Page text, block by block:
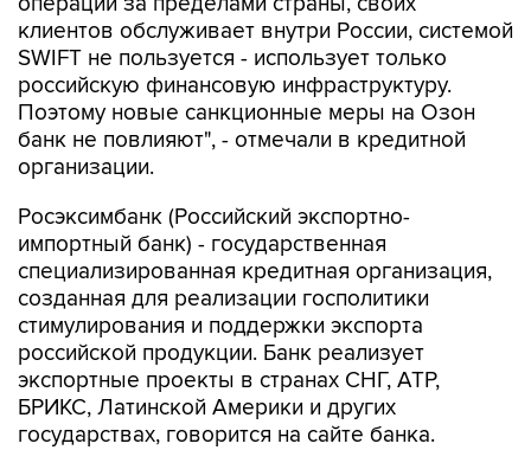
клиентов обслуживает внутри России, системой
SWIFT не пользуется - использует только
российскую финансовую инфраструктуру.
Поэтому новые санкционные меры на Озон
банк не повлияют", - отмечали в кредитной
организации.
Росэксимбанк (Российский экспортно-
импортный банк) - государственная
специализированная кредитная организация,
созданная для реализации госполитики
стимулирования и поддержки экспорта
российской продукции. Банк реализует
экспортные проекты в странах СНГ, АТР,
БРИКС, Латинской Америки и других
государствах, говорится на сайте банка.